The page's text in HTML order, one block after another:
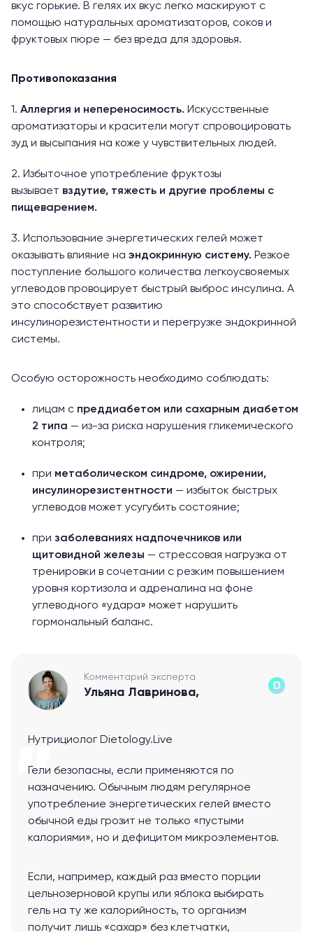
вкус горькие. В гелях их вкус легко маскируют с
помощью натуральных ароматизаторов, соков и
фруктовых пюре — без вреда для здоровья.
Противопоказания
1. Аллергия и непереносимость. Искусственные
ароматизаторы и красители могут спровоцировать
зуд и высыпания на коже у чувствительных людей.
2. Избыточное употребление фруктозы
вызывает вздутие, тяжесть и другие проблемы с
пищеварением.
3. Использование энергетических гелей может
оказывать влияние на эндокринную систему. Резкое
поступление большого количества легкоусвояемых
углеводов провоцирует быстрый выброс инсулина. А
это способствует развитию
инсулинорезистентности и перегрузке эндокринной
системы.
Особую осторожность необходимо соблюдать:
лицам с преддиабетом или сахарным диабетом
2 типа — из-за риска нарушения гликемического
контроля;
при метаболическом синдроме, ожирении,
инсулинорезистентности — избыток быстрых
углеводов может усугубить состояние;
при заболеваниях надпочечников или
щитовидной железы — стрессовая нагрузка от
тренировки в сочетании с резким повышением
уровня кортизола и адреналина на фоне
углеводного «удара» может нарушить
гормональный баланс.
Комментарий эксперта
Ульяна Лавринова,
Нутрициолог Dietology.Live
Гели безопасны, если применяются по
назначению. Обычным людям регулярное
употребление энергетических гелей вместо
обычной еды грозит не только «пустыми
калориями», но и дефицитом микроэлементов.
Если, например, каждый раз вместо порции
цельнозерновой крупы или яблока выбирать
гель на ту же калорийность, то организм
получит лишь «сахар» без клетчатки,